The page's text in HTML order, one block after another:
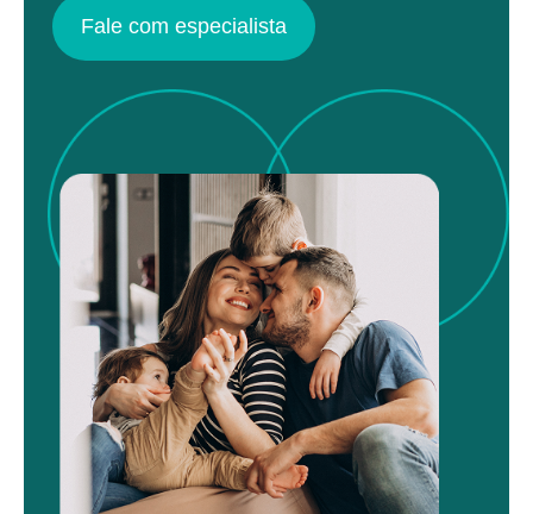
Fale com especialista